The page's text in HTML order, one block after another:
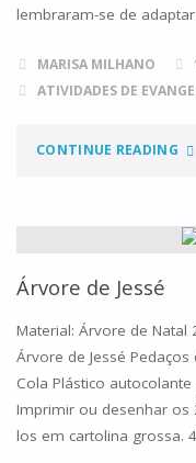
lembraram-se de
MARISA MILHANO
ATIVIDADES DE
CONTINUE READING
A
Árvore de Jessé
Material: Árvore de
Árvore de Jessé
Cola Plástico
Imprimir ou desenhar os
los em cartolina grossa.